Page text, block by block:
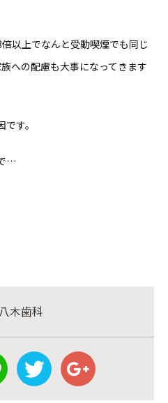
以上でなんと受動喫煙でも同じ
への配慮も大事になってきます
す。
…
八木歯科